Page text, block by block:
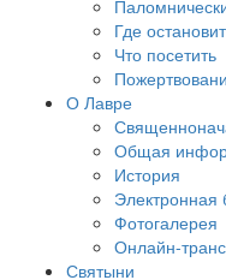
Где
Что посетить
О Лавре
Общая
История
Электронная
Фотогалерея
Онлайн-
Святыни